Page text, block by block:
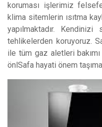
koruması işlerimiz
klima sitemlerin ısıtma
yapılmaktadır.
tehlikelerden koruyoruz.
ile tüm gaz aletleri
önlSafa hayati önem